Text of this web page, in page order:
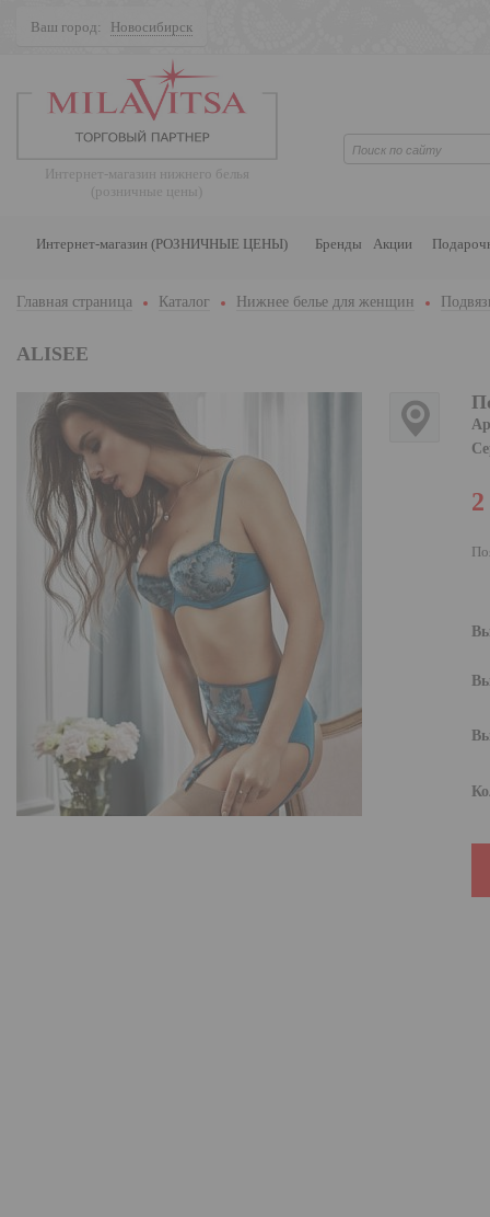
Ваш город: Новосибирск
Интернет-магазин нижнего белья
(розничные цены)
Интернет-магазин (РОЗНИЧНЫЕ ЦЕНЫ) Бренды Акции
Главная страница Каталог Нижнее белье для женщин
ALISEE